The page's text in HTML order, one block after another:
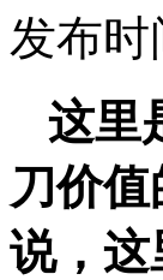
发布
这里
刀价
说，这